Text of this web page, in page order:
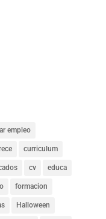
empleo
curriculum
cv educa
formacion
Halloween